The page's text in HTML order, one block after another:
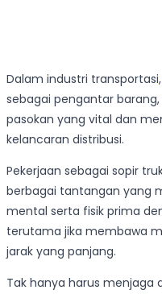
Dalam industri transportasi,
sebagai pengantar
pasokan yang vital dan
kelancaran distribusi.
Pekerjaan sebagai sopir
berbagai tantangan yang
mental serta fisik prima
terutama jika membawa
jarak yang panjang.
Tak hanya harus